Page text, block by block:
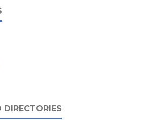
DIRECTORIES